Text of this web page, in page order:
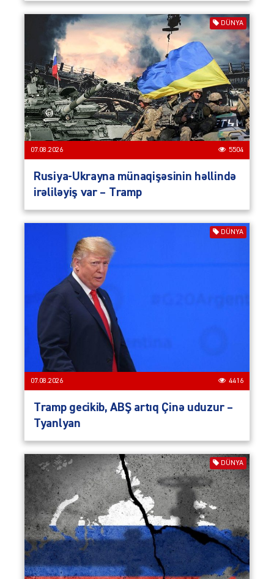
DÜNYA
07.08.2026 5504
Rusiya-Ukrayna münaqişəsinin həllində
irəliləyiş var – Tramp
DÜNYA
07.08.2026 4416
Tramp gecikib, ABŞ artıq Çinə uduzur –
Tyanlyan
DÜNYA